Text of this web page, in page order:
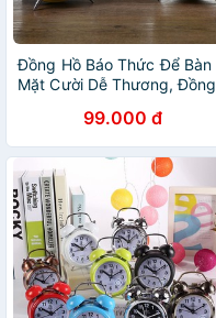
Đồng Hồ Báo Thức Để Bàn
Mặt Cười Dễ Thương, Đồng
99.000 đ